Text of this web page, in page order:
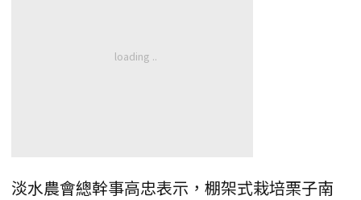
淡水農會總幹事高忠表示，棚架式栽培栗子南